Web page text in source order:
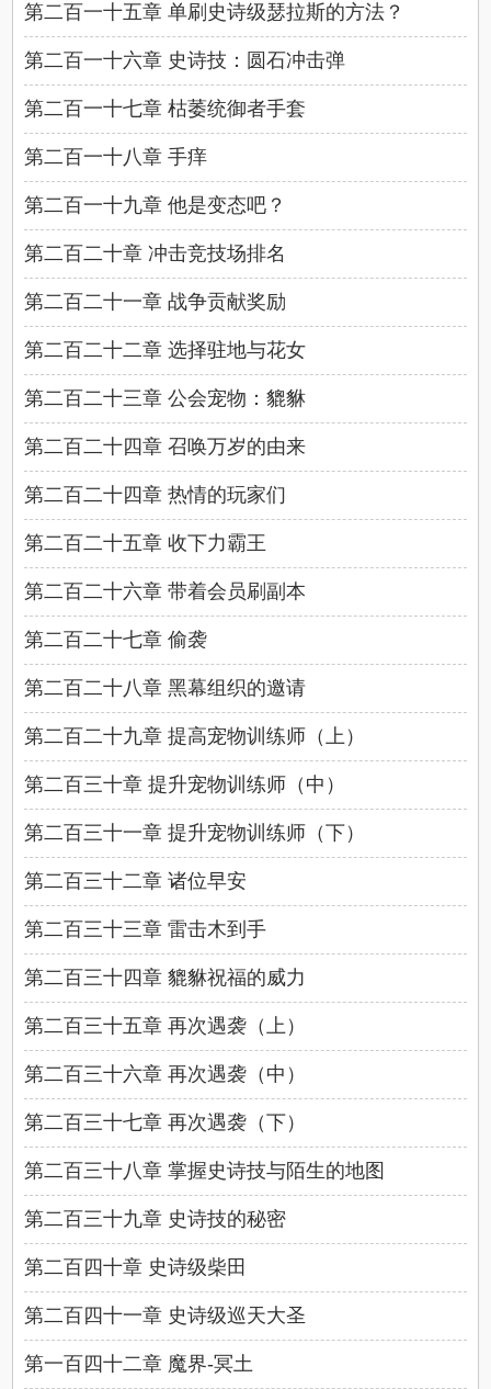
第二百一十五章 单刷史诗级瑟拉斯的方法？
第二百一十六章 史诗技：圆石冲击弹
第二百一十七章 枯萎统御者手套
第二百一十八章 手痒
第二百一十九章 他是变态吧？
第二百二十章 冲击竞技场排名
第二百二十一章 战争贡献奖励
第二百二十二章 选择驻地与花女
第二百二十三章 公会宠物：貔貅
第二百二十四章 召唤万岁的由来
第二百二十四章 热情的玩家们
第二百二十五章 收下力霸王
第二百二十六章 带着会员刷副本
第二百二十七章 偷袭
第二百二十八章 黑幕组织的邀请
第二百二十九章 提高宠物训练师（上）
第二百三十章 提升宠物训练师（中）
第二百三十一章 提升宠物训练师（下）
第二百三十二章 诸位早安
第二百三十三章 雷击木到手
第二百三十四章 貔貅祝福的威力
第二百三十五章 再次遇袭（上）
第二百三十六章 再次遇袭（中）
第二百三十七章 再次遇袭（下）
第二百三十八章 掌握史诗技与陌生的地图
第二百三十九章 史诗技的秘密
第二百四十章 史诗级柴田
第二百四十一章 史诗级巡天大圣
第一百四十二章 魔界-冥土